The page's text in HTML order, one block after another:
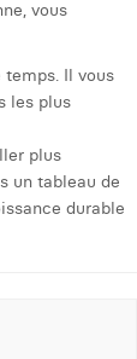
vous
Il vous
les plus
plus
un tableau de
durable